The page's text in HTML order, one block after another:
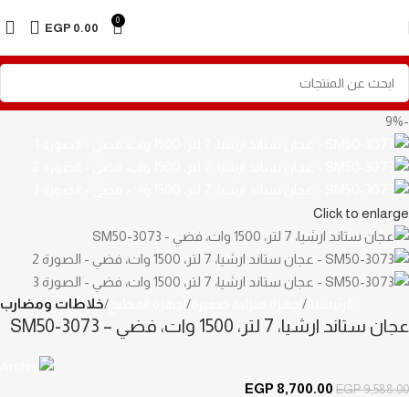
Skip to navigation
0
EGP 0.00
-9%
Click to enlarge
خلاطات ومضارب
عجان ستاند ارشيا، 7 لتر، 1500 وات، فضي – SM50-3073
EGP9,588.00
EGP 8,700.00